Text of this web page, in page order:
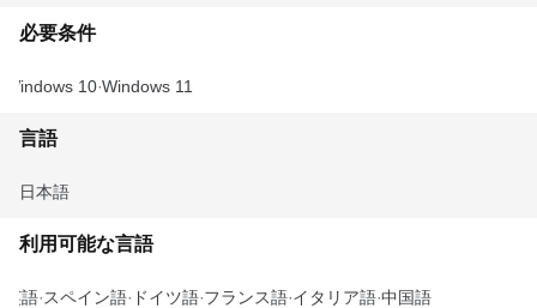
必要条件
Windows 10 Windows 11
言語
日本語
利用可能な言語
英語 スペイン語 ドイツ語 フランス語 イタリア語 中国語